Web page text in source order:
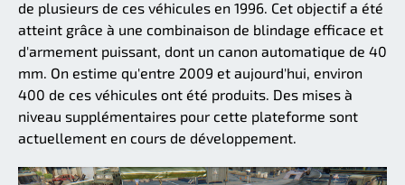
de plusieurs de ces véhicules en 1996. Cet objectif a été
atteint grâce à une combinaison de blindage efficace et
d'armement puissant, dont un canon automatique de 40
mm. On estime qu'entre 2009 et aujourd'hui, environ
400 de ces véhicules ont été produits. Des mises à
niveau supplémentaires pour cette plateforme sont
actuellement en cours de développement.